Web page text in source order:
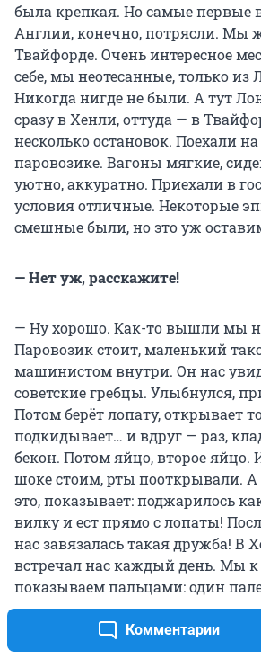
Комментарии
была крепкая. Но самые первые
Англии, конечно, потрясли. Мы
Твайфорде. Очень интересное
себе, мы неотесанные, только из
Никогда нигде не были. А тут
сразу в Хенли, оттуда — в
несколько остановок. Поехали
паровозике. Вагоны мягкие,
уютно, аккуратно. Приехали в
условия отличные. Некоторые
смешные были, но это уж
— Нет уж, расскажите!
— Ну хорошо. Как-то вышли мы
Паровозик стоит, маленький
машинистом внутри. Он нас
советские гребцы. Улыбнулся,
Потом берёт лопату, открывает
подкидывает… и вдруг — раз,
бекон. Потом яйцо, второе яйцо.
шоке стоим, рты пооткрывали. А
это, показывает: поджарилось
вилку и ест прямо с лопаты!
нас завязалась такая дружба! В
встречал нас каждый день. Мы
показываем пальцами: один
отрывом в корпус лодки, два
выиграла с двумя корпусами. Он
смеялся, подбадривал. Так и